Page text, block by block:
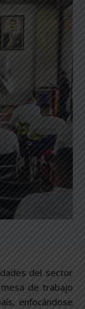
del sector
de trabajo
enfocándose